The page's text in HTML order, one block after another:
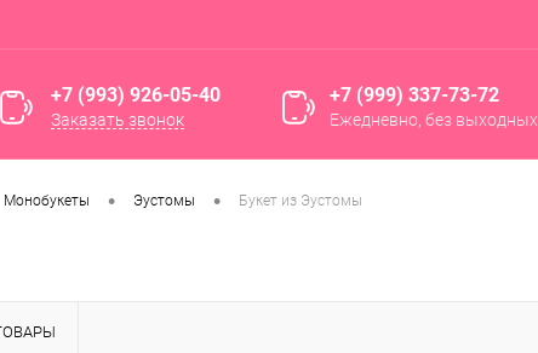
+7 (993) 926-05-40
Заказать звонок
+7 (999) 337-73-72
Ежедневно, без выходных
Монобукеты • Эустомы • Букет из Эустомы